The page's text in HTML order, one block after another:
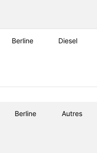
Berline Diesel
Berline Autres